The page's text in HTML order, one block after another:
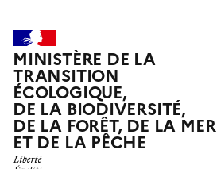
MINISTÈRE DE LA
TRANSITION
ÉCOLOGIQUE,
DE LA BIODIVERSITÉ,
DE LA FORÊT, DE LA MER
ET DE LA PÊCHE